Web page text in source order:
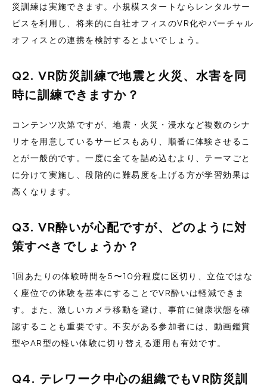
災訓練は実施できます。小規模スタートならレンタルサー
ビスを利用し、将来的に自社オフィスのVR化やバーチャル
オフィスとの連携を検討するとよいでしょう。
Q2. VR防災訓練で地震と火災、水害を同
時に訓練できますか？
コンテンツ次第ですが、地震・火災・浸水など複数のシナ
リオを用意しているサービスもあり、順番に体験させるこ
とが一般的です。一度に全てを詰め込むより、テーマごと
に分けて実施し、段階的に難易度を上げる方が学習効果は
高くなります。
Q3. VR酔いが心配ですが、どのように対
策すべきでしょうか？
1回あたりの体験時間を5〜10分程度に区切り、立位ではな
く座位での体験を基本にすることでVR酔いは軽減できま
す。また、激しいカメラ移動を避け、事前に健康状態を確
認することも重要です。不安がある参加者には、動画鑑賞
型やAR型の軽い体験に切り替える運用も有効です。
Q4. テレワーク中心の組織でもVR防災訓